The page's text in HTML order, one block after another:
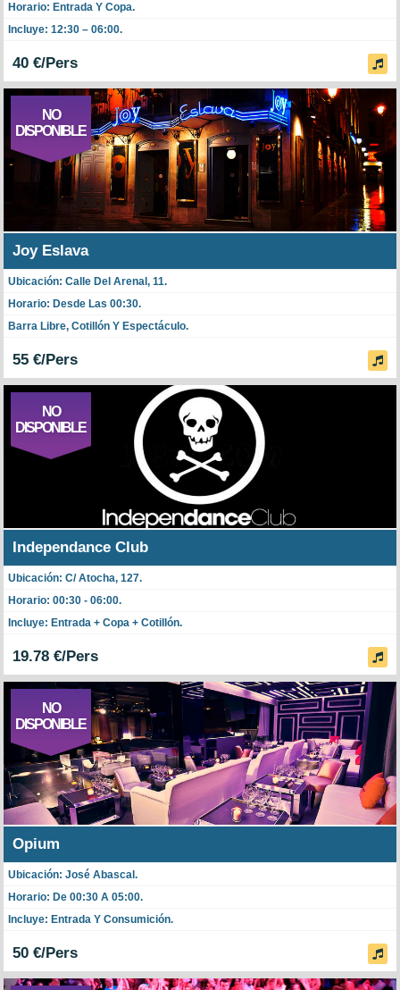
Horario: Entrada Y Copa.
Incluye: 12:30 – 06:00.
40 €/Pers
NO
DISPONIBLE
Joy Eslava
Ubicación: Calle Del Arenal, 11.
Horario: Desde Las 00:30.
Barra Libre, Cotillón Y Espectáculo.
55 €/Pers
NO
DISPONIBLE
Independance Club
Ubicación: C/ Atocha, 127.
Horario: 00:30 - 06:00.
Incluye: Entrada + Copa + Cotillón.
19.78 €/Pers
NO
DISPONIBLE
Opium
Ubicación: José Abascal.
Horario: De 00:30 A 05:00.
Incluye: Entrada Y Consumición.
50 €/Pers